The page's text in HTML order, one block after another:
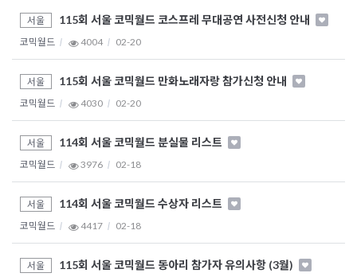
서울 115회 서울 코믹월드 코스프레 무대공연 사전신청 안내
코믹월드 4004 02-20
서울 115회 서울 코믹월드 만화노래자랑 참가신청 안내
코믹월드 4030 02-20
서울 114회 서울 코믹월드 분실물 리스트
코믹월드 3976 02-18
서울 114회 서울 코믹월드 수상자 리스트
코믹월드 4417 02-18
서울 115회 서울 코믹월드 동아리 참가자 유의사항 (3월)